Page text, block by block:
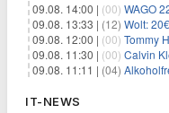
09.08. 14:00 | (00) WAGO
09.08. 13:33 | (12) Wolt: 20€
09.08. 12:00 | (00) Tommy
09.08. 11:30 | (00) Calvin
09.08. 11:11 | (04) Alkoholfreies
IT-NEWS